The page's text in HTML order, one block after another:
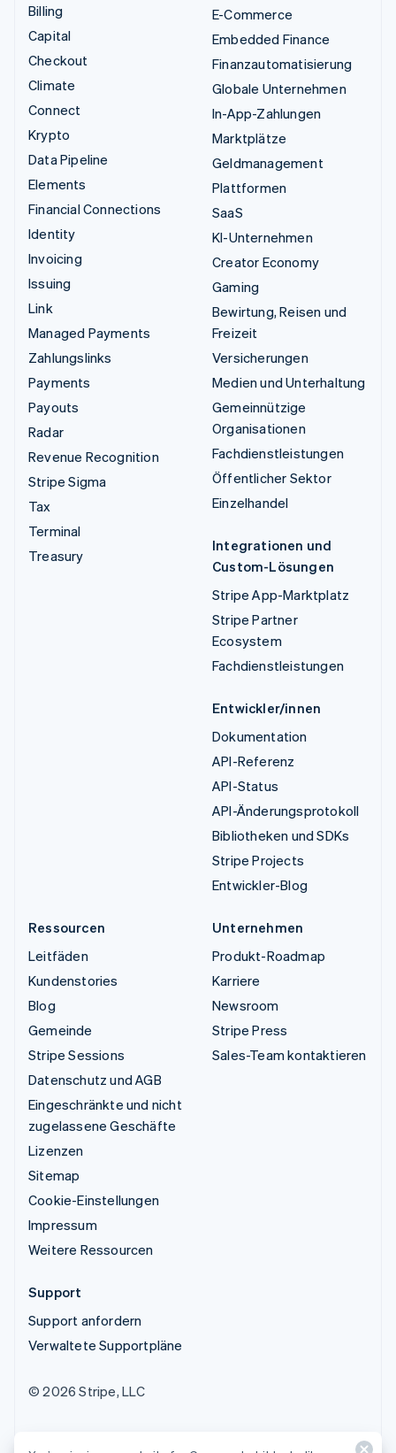
Billing
Capital
Checkout
Climate
Connect
Krypto
Data Pipeline
Elements
Financial Connections
Identity
Invoicing
Issuing
Link
Managed Payments
Zahlungslinks
Payments
Payouts
Radar
Revenue Recognition
Stripe Sigma
Tax
Terminal
Treasury
E-Commerce
Embedded Finance
Finanzautomatisierung
Globale Unternehmen
In-App-Zahlungen
Marktplätze
Geldmanagement
Plattformen
SaaS
KI-Unternehmen
Creator Economy
Gaming
Bewirtung, Reisen und
Freizeit
Versicherungen
Medien und Unterhaltung
Gemeinnützige
Organisationen
Fachdienstleistungen
Öffentlicher Sektor
Einzelhandel
Integrationen und
Custom-Lösungen
Stripe App-Marktplatz
Stripe Partner
Ecosystem
Fachdienstleistungen
Entwickler/innen
Dokumentation
API-Referenz
API-Status
API-Änderungsprotokoll
Bibliotheken und SDKs
Stripe Projects
Entwickler-Blog
Ressourcen
Leitfäden
Kundenstories
Blog
Gemeinde
Stripe Sessions
Datenschutz und AGB
Eingeschränkte und nicht
zugelassene Geschäfte
Lizenzen
Sitemap
Cookie-Einstellungen
Impressum
Weitere Ressourcen
Unternehmen
Produkt-Roadmap
Karriere
Newsroom
Stripe Press
Sales-Team kontaktieren
Support
Support anfordern
Verwaltete Supportpläne
© 2026 Stripe, LLC